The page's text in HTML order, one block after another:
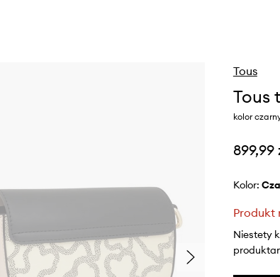
Tous
Tous
kolor
899,99
Kolor:
Produkt
Niestety